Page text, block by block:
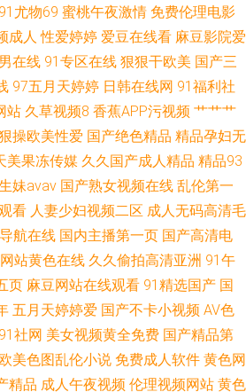
91尤物69 蜜桃午夜激情 免费伦理电影
成人 性爱婷婷 爱豆在线看 麻豆影院爱
在线 91专区在线 狠狠干欧美 国产三
97五月天婷婷 日韩在线网 91福利社
站 久草视频8 香蕉APP污视频 艹艹艹
操欧美性爱 国产绝色精品 精品孕妇无
美果冻传媒 久久国产成人精品 精品93
妹avav 国产熟女视频在线 乱伦第一
看 人妻少妇视频二区 成人无码高清毛
航在线 国内主播第一页 国产高清电
站黄色在线 久久偷拍高清亚洲 91午
页 麻豆网站在线观看 91精选国产 国
五月天婷婷爱 国产不卡小视频 AV色
91社网 美女视频黄全免费 国产精品第
欧美色图乱伦小说 免费成人软件 黄色网
精品 成人午夜视频 伦理视频网站 黄色